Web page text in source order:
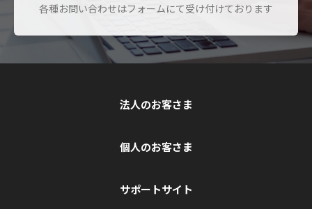
各種お問い合わせはフォームにて受け付けております
法人のお客さま
個人のお客さま
サポートサイト